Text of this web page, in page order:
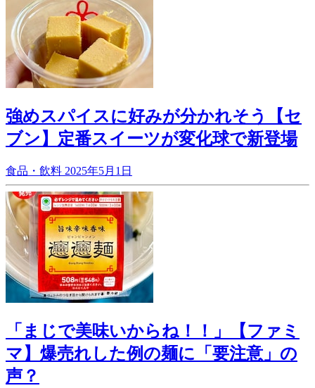
強めスパイスに好みが分かれそう【セ
ブン】定番スイーツが変化球で新登場
食品・飲料 2025年5月1日
「まじで美味いからね！！」【ファミ
マ】爆売れした例の麺に「要注意」の
声？